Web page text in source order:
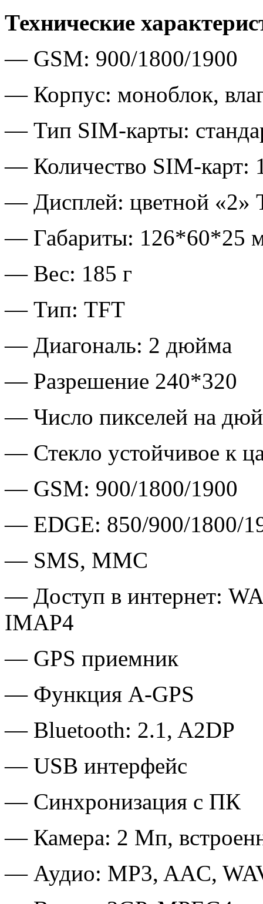
Технические
— GSM: 900/1800/1900
— Корпус: моноблок,
— Тип SIM-карты:
— Количество SIM-карт:
— Дисплей: цветной «2»
— Габариты: 126*60*25
— Вес: 185 г
— Тип: TFT
— Диагональ: 2 дюйма
— Разрешение 240*320
— Число пикселей на
— Стекло устойчивое к
— GSM: 900/1800/1900
— EDGE: 850/900/1800/
— SMS, MMC
— Доступ в интернет:
IMAP4
— GPS приемник
— Функция A-GPS
— Bluetooth: 2.1, A2DP
— USB интерфейс
— Синхронизация с ПК
— Камера: 2 Мп,
— Аудио: MP3, AAC,